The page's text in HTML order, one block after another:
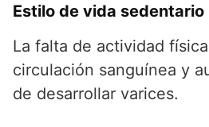
Estilo de vida sedentario
La falta de actividad
circulación sanguínea y
de desarrollar varices.